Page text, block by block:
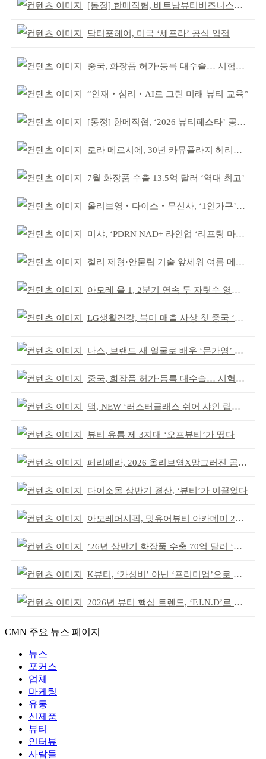
[동정] 한메직협, 베트남뷰티비즈니스협회와 MOU
닥터포헤어, 미국 ‘세포라’ 공식 입점
중국, 화장품 허가·등록 대수술… 시험자료 공용 허용
“인재‧심리‧AI로 그린 미래 뷰티 교육”
[동정] 한메직협, ‘2026 뷰티페스타’ 공동 주최
로라 메르시에, 30년 카뮤플라지 헤리티지 담아
7월 화장품 수출 13.5억 달러 ‘역대 최고’
올리브영‧다이소‧무신사, ‘1인가구’가 이끈다
미샤, ‘PDRN NAD+ 라인업 ‘리프팅 마스크’ 출시
젤리 제형·안묻립 기술 앞세워 여름 메이크업 시장 공략
아모레 올 1, 2분기 연속 두 자릿수 영업이익률 기록
LG생활건강, 북미 매출 사상 첫 중국 ‘추월’
나스, 브랜드 새 얼굴로 배우 ‘문가영’ 발탁
중국, 화장품 허가·등록 대수술… 시험자료 공용 허용
맥, NEW ‘러스터글래스 쉬어 샤인 립스틱’ 출시
뷰티 유통 제 3지대 ‘오프뷰티’가 떴다
페리페라, 2026 올리브영X망그러진 곰 콜라보
다이소몰 상반기 결산, ‘뷰티’가 이끌었다
아모레퍼시픽, 밋유어뷰티 아카데미 2기 발대식
’26년 상반기 화장품 수출 70억 달러 ‘역대 최고’
K뷰티, ‘가성비’ 아닌 ‘프리미엄’으로 승부걸어야
2026년 뷰티 핵심 트렌드, ‘F.I.N.D’로 읽는다
CMN 주요 뉴스 페이지
뉴스
포커스
업체
마케팅
유통
신제품
뷰티
인터뷰
사람들